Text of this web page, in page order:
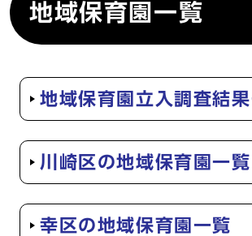
地域保育園一覧
地域保育園立入調査結
川崎区の地域保育園一覧
幸区の地域保育園一覧